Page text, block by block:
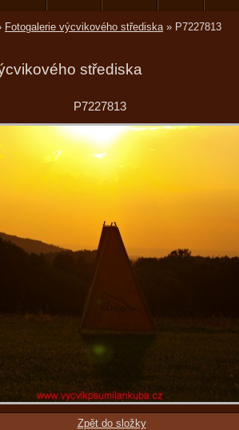
Fotogalerie výcvikového střediska» P7227813
střediska
P7227813
Zpět do složky